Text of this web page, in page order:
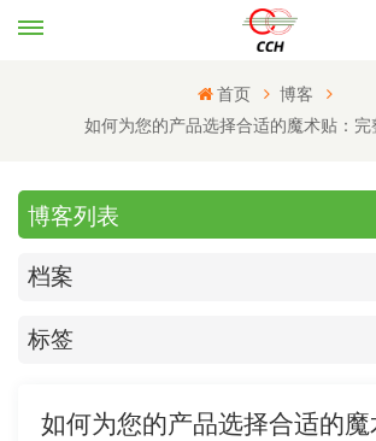
首页
博客
如何为您的产品选择合适的魔术贴：
博客列表
档案
标签
如何为您的产品选择合适的